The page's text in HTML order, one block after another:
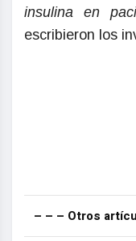
insulina en
escribieron los
– – – Otros